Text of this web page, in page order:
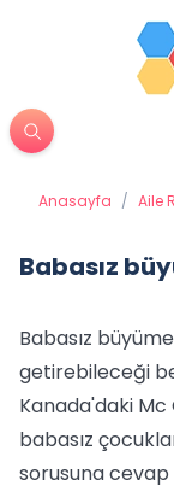
Anasayfa / Aile
Babasız
Babasız
getirebileceği
Kanada'daki Mc
babasız
sorusuna cevap